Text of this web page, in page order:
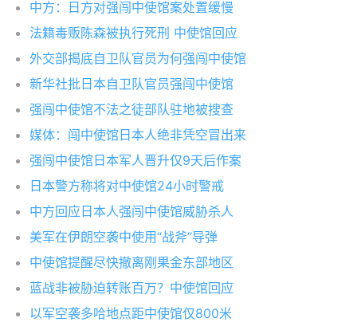
中方：日方对强闯中使馆案处置缓慢
法籍毒贩陈森被执行死刑 中使馆回应
外交部揭底自卫队官员为何强闯中使馆
新华社批日本自卫队官员强闯中使馆
强闯中使馆不法之徒部队驻地被搜查
媒体：闯中使馆日本人绝非凭空冒出来
强闯中使馆日本军人晋升仅9天后作案
日本警方称将对中使馆24小时警戒
中方回应日本人强闯中使馆威胁杀人
美军在伊朗空袭中使用“战斧”导弹
中使馆提醒尽快撤离刚果金东部地区
蓝战非被胁迫转账百万？中使馆回应
以军空袭多哈地点距中使馆仅800米